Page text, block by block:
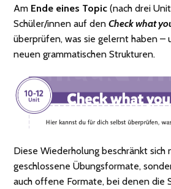
Am Ende eines Topic (nach drei
Schüler/innen auf denCheck what
überprüfen, was sie gelernt haben –
neuen grammatischen Strukturen.
Diese Wiederholung beschränkt sich
geschlossene Übungsformate,
auch offene Formate, bei denen die